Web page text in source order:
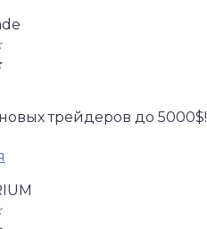
трейдеров до 5000$!